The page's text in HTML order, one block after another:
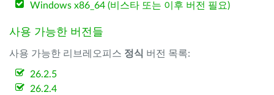
Windows x86_64 (비스타 또는 이후 버전 필요)
사용 가능한 버전들
사용 가능한 리브레오피스 정식 버전 목록:
26.2.5
26.2.4